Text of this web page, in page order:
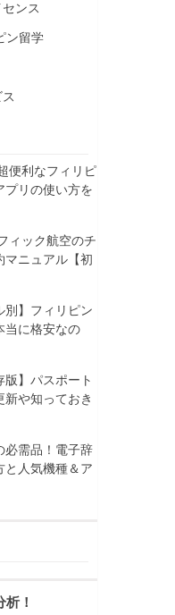
ンス
ン留学
便利なフィリピ
プリの使い方を
ィック航空のチ
マニュアル【初
別】フィリピン
当に格安なの
版】パスポート
新や知っておき
必需品！電子辞
と人気機種＆ア
！